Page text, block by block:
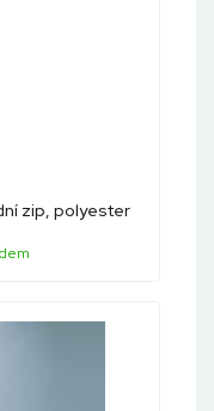
zip, polyester